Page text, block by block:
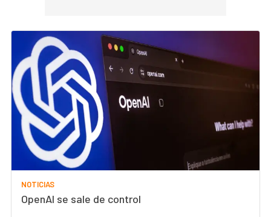
NOTICIAS
OpenAI se sale de control